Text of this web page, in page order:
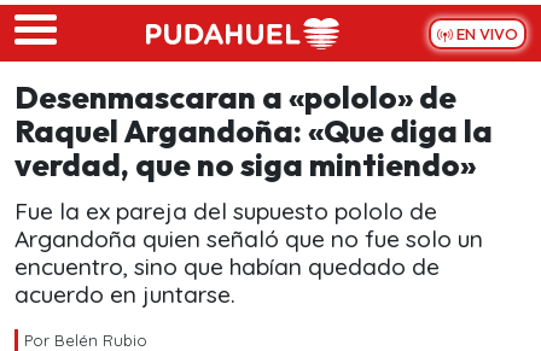
Skip to main content
EN VIVO
Desenmascaran a «pololo» de
Raquel Argandoña: «Que diga la
verdad, que no siga mintiendo»
Fue la ex pareja del supuesto pololo de
Argandoña quien señaló que no fue solo un
encuentro, sino que habían quedado de
acuerdo en juntarse.
Por Belén Rubio